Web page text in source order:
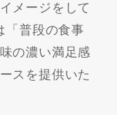
メージをして
「普段の食事
の濃い満足感
スを提供いた